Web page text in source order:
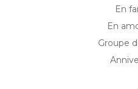
En
En
Groupe